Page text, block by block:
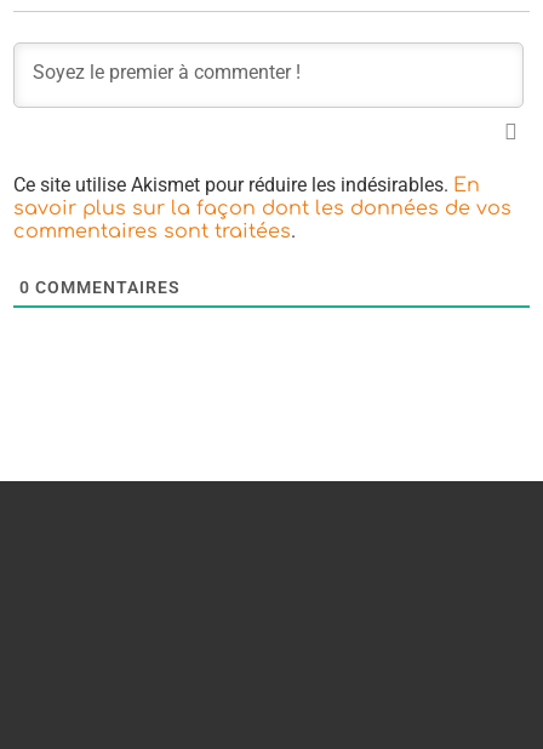
Ce site utilise Akismet pour réduire les indésirables. En
savoir plus sur la façon dont les données de vos
commentaires sont traitées.
0 COMMENTAIRES